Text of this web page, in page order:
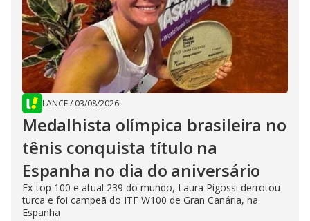
LANCE/ 03/08/2026
Medalhista olímpica brasileira no
tênis conquista título na
Espanha no dia do aniversário
Ex-top 100 e atual 239 do mundo, Laura Pigossi derrotou
turca e foi campeã do ITF W100 de Gran Canária, na
Espanha